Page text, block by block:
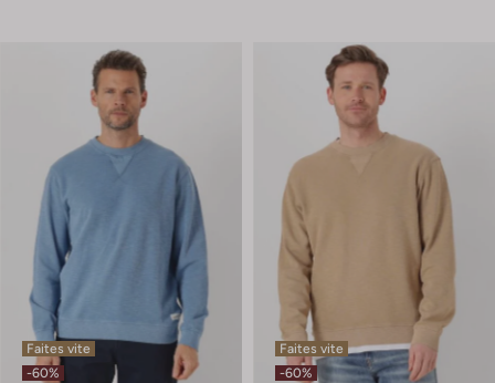
Faites vite
-60%
Faites vite
-60%